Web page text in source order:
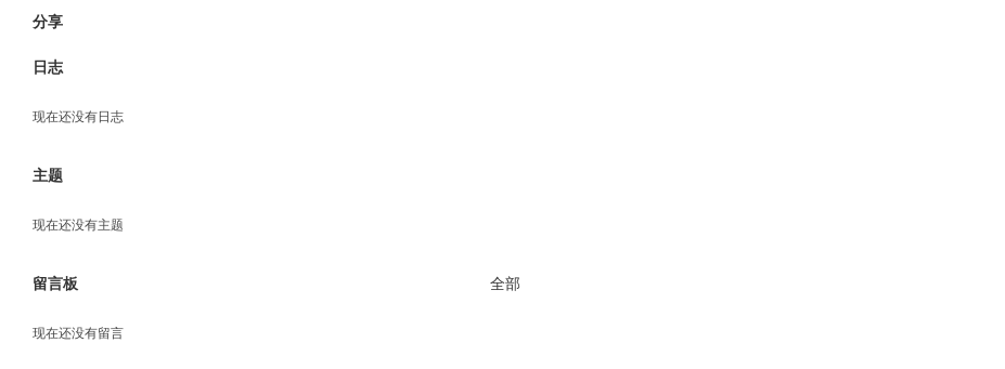
分享
日志
现在还没有日志
主题
现在还没有主题
留言板 全部
现在还没有留言